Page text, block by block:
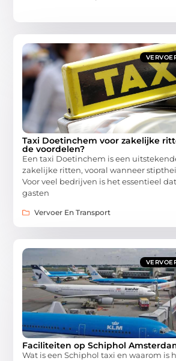
Taxi Doetinchem voor zakelijke
de voordelen?
Een taxi Doetinchem is een
zakelijke ritten, vooral wanneer
Voor veel bedrijven is het essentieel
gasten
Vervoer En Transport
Faciliteiten op Schiphol
Wat is een Schiphol taxi en waarom is